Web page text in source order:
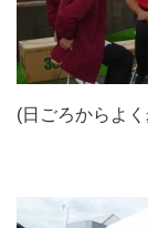
(日ごろからよ